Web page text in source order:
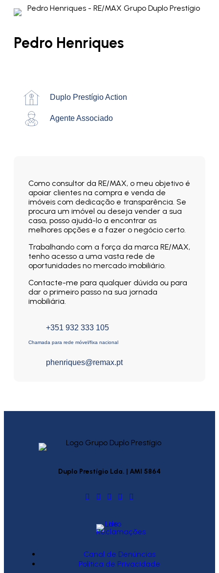
Pedro Henriques
Duplo Prestígio Action
Agente Associado
Como consultor da RE/MAX, o meu objetivo é
apoiar clientes na compra e venda de
imóveis com dedicação e transparência. Se
procura um imóvel ou deseja vender a sua
casa, posso ajudá-lo a encontrar as
melhores opções e a fazer o negócio certo.
Trabalhando com a força da marca RE/MAX,
tenho acesso a uma vasta rede de
oportunidades no mercado imobiliário.
Contacte-me para qualquer dúvida ou para
dar o primeiro passo na sua jornada
imobiliária.
+351 932 333 105
Chamada para rede móvel/fixa nacional
phenriques@remax.pt
Duplo Prestígio Lda. | AMI 5864
Canal de Denúncias
Política de Privacidade